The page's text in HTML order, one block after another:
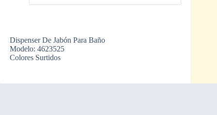
Dispenser De Jabón Para Baño
Modelo: 4623525
Colores Surtidos